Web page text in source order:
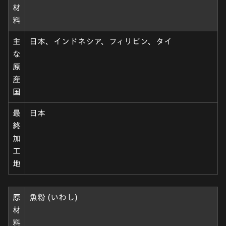
材
料
主
な
原
産
国
日本、インドネシア、フィリピン、タイ
最
終
加
工
地
日本
原
材
料
魚粉 (いわし)